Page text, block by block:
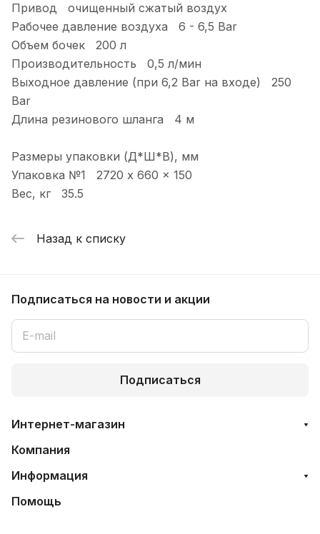
Привод очищенный сжатый воздух
Рабочее давление воздуха 6 - 6,5 Bar
Объем бочек 200 л
Производительность 0,5 л/мин
Выходное давление (при 6,2 Bar на входе) 250
Bar
Длина резинового шланга 4 м
Размеры упаковки (Д*Ш*В), мм
Упаковка №1 2720 x 660 x 150
Вес, кг 35.5
Назад к списку
Подписаться на новости и акции
Подписаться
Интернет-магазин
Компания
Информация
Помощь